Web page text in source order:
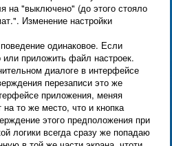
на "выключено" (до этого стояло
Изменение настройки
одинаковое. Если
или приложить файл настроек.
диалоге в интерфейсе
перезаписи это же
приложения, меняя
на то же место, что и кнопка
этого предположения при
логики всегда сразу же попадаю